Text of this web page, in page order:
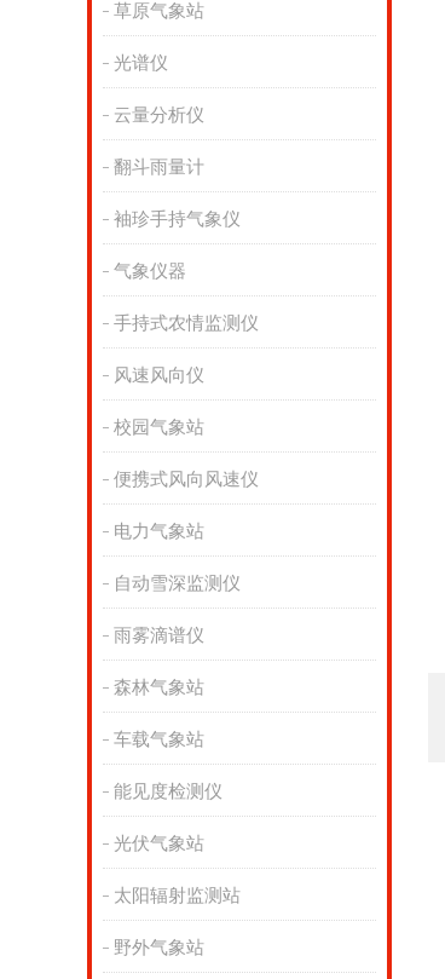
草原气象站
光谱仪
云量分析仪
翻斗雨量计
袖珍手持气象仪
气象仪器
手持式农情监测仪
风速风向仪
校园气象站
便携式风向风速仪
电力气象站
自动雪深监测仪
雨雾滴谱仪
森林气象站
车载气象站
能见度检测仪
光伏气象站
太阳辐射监测站
野外气象站